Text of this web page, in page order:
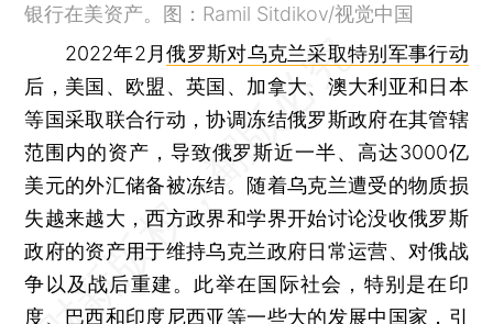
银行在美资产。图：Ramil Sitdikov/视觉中国
2022年2月俄罗斯对乌克兰采取特别军事行动
后，美国、欧盟、英国、加拿大、澳大利亚和日本
等国采取联合行动，协调冻结俄罗斯政府在其管辖
范围内的资产，导致俄罗斯近一半、高达3000亿
美元的外汇储备被冻结。随着乌克兰遭受的物质损
失越来越大，西方政界和学界开始讨论没收俄罗斯
政府的资产用于维持乌克兰政府日常运营、对俄战
争以及战后重建。此举在国际社会，特别是在印
度、巴西和印度尼西亚等一些大的发展中国家，引